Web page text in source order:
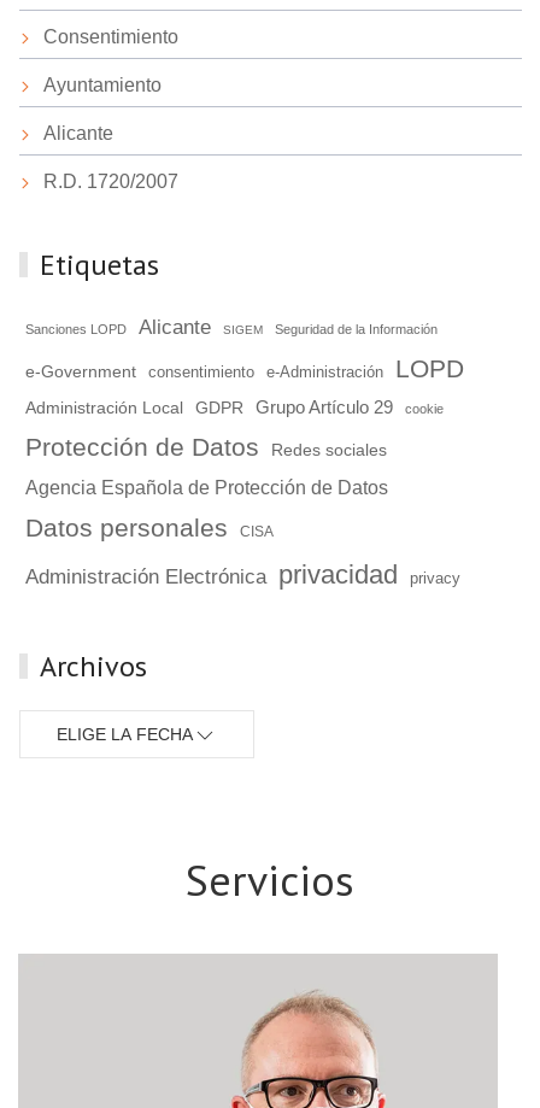
Consentimiento
Ayuntamiento
Alicante
R.D. 1720/2007
Etiquetas
Sanciones LOPD Alicante SIGEM Seguridad de la Información
e-Government consentimiento e-Administración LOPD
Administración Local GDPR Grupo Artículo 29 cookie
Protección de Datos Redes sociales
Agencia Española de Protección de Datos
Datos personales CISA
Administración Electrónica privacidad privacy
Archivos
ELIGE LA FECHA
Servicios